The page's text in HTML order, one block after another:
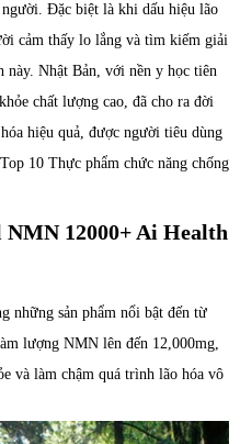
Đặc biệt là khi dấu hiệu lão
cảm thấy lo lắng và tìm kiếm giải
này. Nhật Bản, với nền y học tiên
chất lượng cao, đã cho ra đời
hiệu quả, được người tiêu dùng
10 Thực phẩm chức năng chống
12000+ Ai Health
những sản phẩm nổi bật đến từ
lượng NMN lên đến 12,000mg,
và làm chậm quá trình lão hóa vô